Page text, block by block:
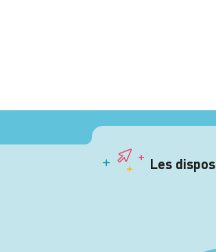
Les